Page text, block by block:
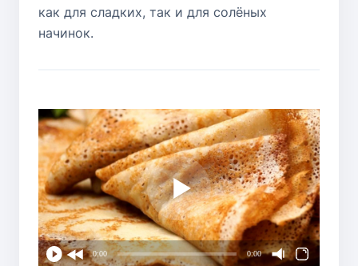
как для сладких, так и для солёных
начинок.
0:00 0:00